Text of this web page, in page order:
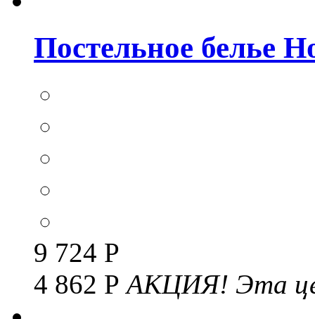
Постельное белье
9 724 Р
4 862 РАКЦИЯ! Эта